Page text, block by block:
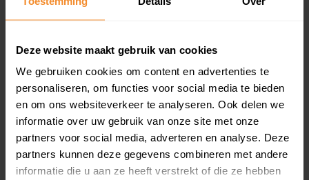
Deze website maakt gebruik van cookies
We gebruiken cookies om content en advertenties te
personaliseren, om functies voor social media te bieden
en om ons websiteverkeer te analyseren. Ook delen we
informatie over uw gebruik van onze site met onze
partners voor social media, adverteren en analyse. Deze
partners kunnen deze gegevens combineren met andere
informatie die u aan ze heeft verstrekt of die ze hebben
Bekijk product
Direct leverbaar